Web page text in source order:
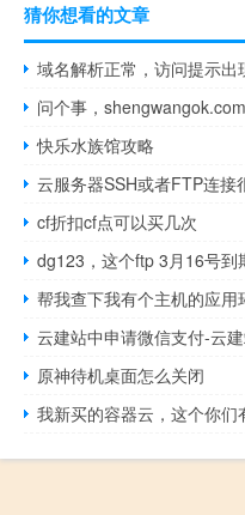
猜你想看的文章
域名解析正常，访问提示出
问个事，
快乐水族馆攻略
云服务器SSH或者FTP连接
cf折扣cf点可以买几次
dg123，这个ftp 3月16号到
帮我查下我有个主机的应
云建站中申请微信支付-云
原神待机桌面怎么关闭
我新买的容器云，这个你们